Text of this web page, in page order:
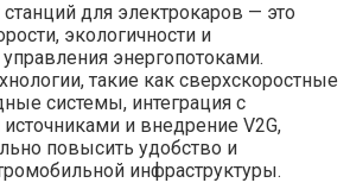
для электрокаров — это
экологичности и
энергопотоками.
такие как сверхскоростные
системы, интеграция с
и внедрение V2G,
повысить удобство и
инфраструктуры.